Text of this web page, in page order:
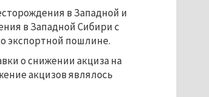
в Западной и
в Западной Сибири с
экспортной пошлине.
о снижении акциза на
акцизов являлось